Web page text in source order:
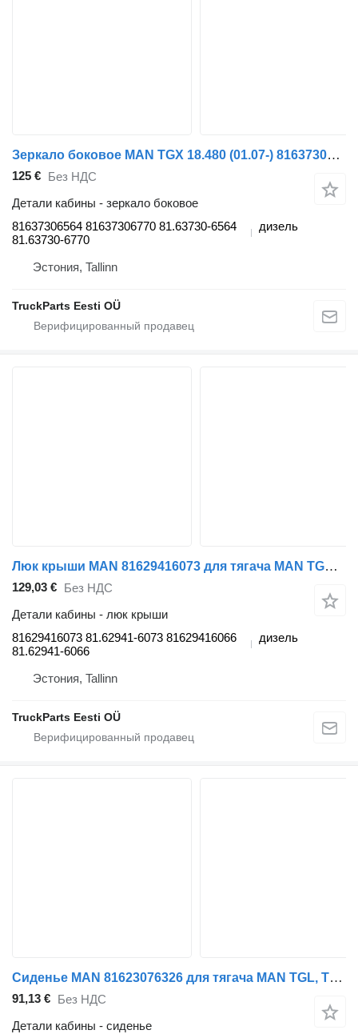
Зеркало боковое MAN TGX 18.480 (01.07-) 81637306564 для тягача MAN TGL, TGM, TGS, TGX (2005-2021)
125 € Без НДС
Детали кабины - зеркало боковое
81637306564 81637306770 81.63730-6564
81.63730-6770
дизель
Эстония, Tallinn
TruckParts Eesti OÜ
Люк крыши MAN 81629416073 для тягача MAN TGS (01.07-12.21)
129,03 € Без НДС
Детали кабины - люк крыши
81629416073 81.62941-6073 81629416066
81.62941-6066
дизель
Эстония, Tallinn
TruckParts Eesti OÜ
Сиденье MAN 81623076326 для тягача MAN TGL, TGM, TGS, TGX (2005-2021)
91,13 € Без НДС
Детали кабины - сиденье